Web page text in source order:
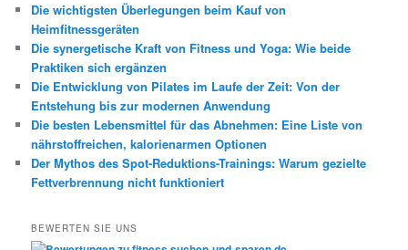
n
Die wichtigsten Überlegungen beim Kauf von
Heimfitnessgeräten
Die synergetische Kraft von Fitness und Yoga: Wie beide
Praktiken sich ergänzen
Die Entwicklung von Pilates im Laufe der Zeit: Von der
Entstehung bis zur modernen Anwendung
Die besten Lebensmittel für das Abnehmen: Eine Liste von
nährstoffreichen, kalorienarmen Optionen
Der Mythos des Spot-Reduktions-Trainings: Warum gezielte
Fettverbrennung nicht funktioniert
BEWERTEN SIE UNS